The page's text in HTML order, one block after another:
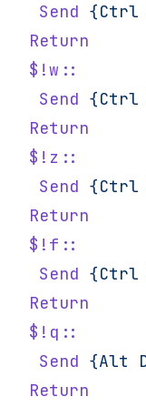
Send {Ctrl
Return
$!w::
Send {Ctrl
Return
$!z::
Send {Ctrl
Return
$!f::
Send {Ctrl
Return
$!q::
Send {Alt
Return